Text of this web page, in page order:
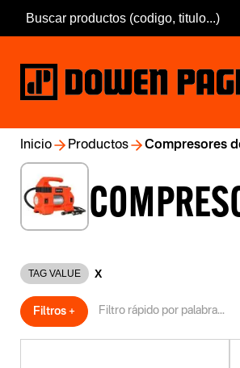
Inicio Productos Compresores
TAG VALUE X
Filtros +